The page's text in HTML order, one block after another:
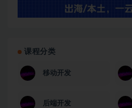
课程分类
移动开发
后端开发